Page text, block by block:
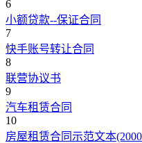
6
小额贷款--保证合同
7
快手账号转让合同
8
联营协议书
9
汽车租赁合同
10
房屋租赁合同示范文本